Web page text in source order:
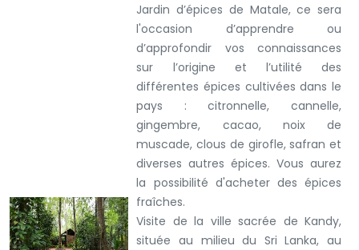
Jardin d’épices de Matale, ce sera
l'occasion d’apprendre ou
d’approfondir vos connaissances
sur l’origine et l’utilité des
différentes épices cultivées dans le
pays : citronnelle, cannelle,
gingembre, cacao, noix de
muscade, clous de girofle, safran et
diverses autres épices. Vous aurez
la possibilité d'acheter des épices
fraîches.
Visite de la ville sacrée de Kandy,
située au milieu du Sri Lanka, au